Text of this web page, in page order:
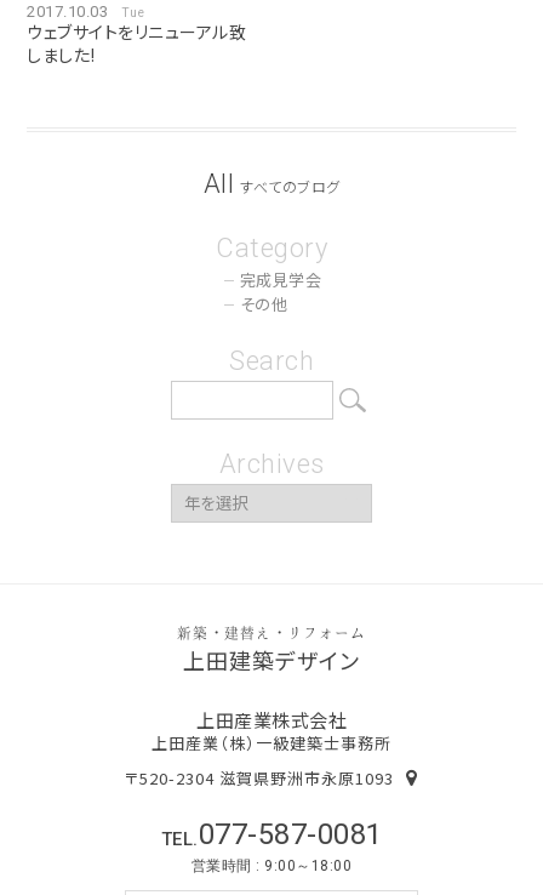
All すべてのブログ
Category
完成見学会
その他
Search
Archives
2017.10.03 Tue
ウェブサイトをリニューアル致
しました!
新築・建替え・リフォーム
上田建築デザイン
上田産業株式会社
上田産業（株）一級建築士事務所
〒520-2304 滋賀県野洲市永原1093
TEL.077-587-0081
営業時間 : 9:00～18:00